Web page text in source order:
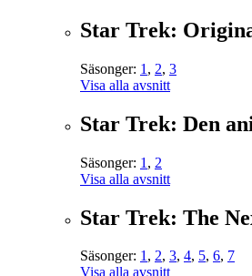
Star Trek:
Säsonger: 1 , 2, 3
Visa alla avsnitt
Star Trek: Den
Säsonger: 1 , 2
Visa alla avsnitt
Star Trek: The
Säsonger: 1, 2, 3, 4, 5, 6, 7
Visa alla avsnitt